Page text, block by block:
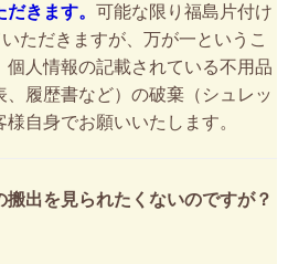
きます。 可能な限り福島片付け
ただきますが、万が一というこ
個人情報の記載されている不用品
、履歴書など）の破棄（シュレッ
自身でお願いいたします。
出を見られたくないのですが？